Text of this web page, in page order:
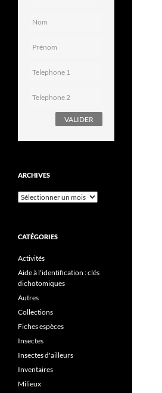
ARCHIVES
Archives
CATÉGORIES
Activités
Aide à l'identification : clés
dichotomiques
Autres
Collections
Fiches espèces
Insectes
Insectes d'ailleurs
Inventaires
Milieux